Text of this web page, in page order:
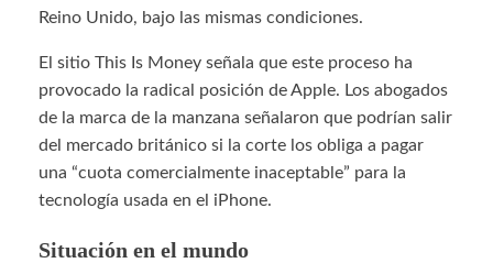
Reino Unido, bajo las mismas condiciones.
El sitio This Is Money señala que este proceso ha
provocado la radical posición de Apple. Los abogados
de la marca de la manzana señalaron que podrían salir
del mercado británico si la corte los obliga a pagar
una “cuota comercialmente inaceptable” para la
tecnología usada en el iPhone.
Situación en el mundo